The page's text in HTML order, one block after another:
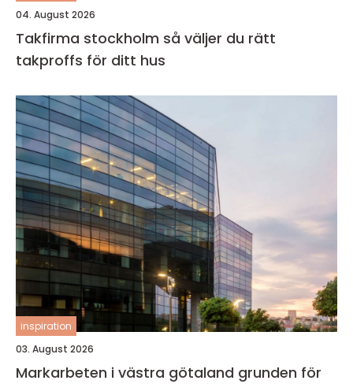
04. August 2026
Takfirma stockholm så väljer du rätt
takproffs för ditt hus
inspiration
03. August 2026
Markarbeten i västra götaland grunden för